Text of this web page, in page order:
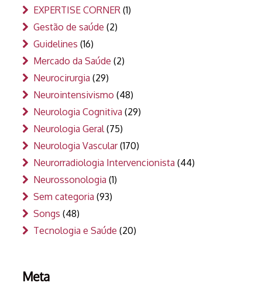
EXPERTISE CORNER (1)
Gestão de saúde (2)
Guidelines (16)
Mercado da Saúde (2)
Neurocirurgia (29)
Neurointensivismo (48)
Neurologia Cognitiva (29)
Neurologia Geral(75)
Neurologia Vascular(170)
Neurorradiologia Intervencionista (44)
Neurossonologia (1)
Sem categoria (93)
Songs (48)
Tecnologia e Saúde (20)
Meta